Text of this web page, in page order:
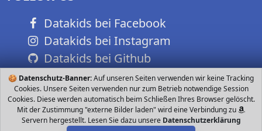
🍪 Datenschutz-Banner:Auf unseren Seiten verwenden wir keine Tracking
Cookies. Unsere Seiten verwenden nur zum Betrieb notwendige Session
Cookies. Diese werden automatisch beim Schließen Ihres Browser gelöscht.
Mit der Zustimmung "externe Bilder laden" wird eine Verbindung zu
Servern hergestellt. Lesen Sie dazu unsere Datenschutzerklärung
Datakids bei Facebook
Datakids bei Instagram
Datakids bei Github